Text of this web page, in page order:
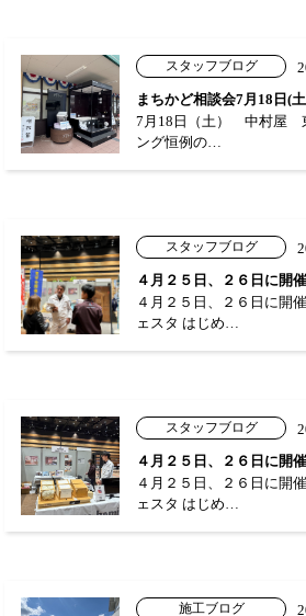
スタッフブログ
まちかど相談会7月18日(
7月18日（土） 中村屋
ング恒例の…
スタッフブログ
４月２５日、２６日に開
４月２５日、２６日に開
ェスタ はじめ…
スタッフブログ
４月２５日、２６日に
４月２５日、２６日に開
ェスタ はじめ…
施工ブログ